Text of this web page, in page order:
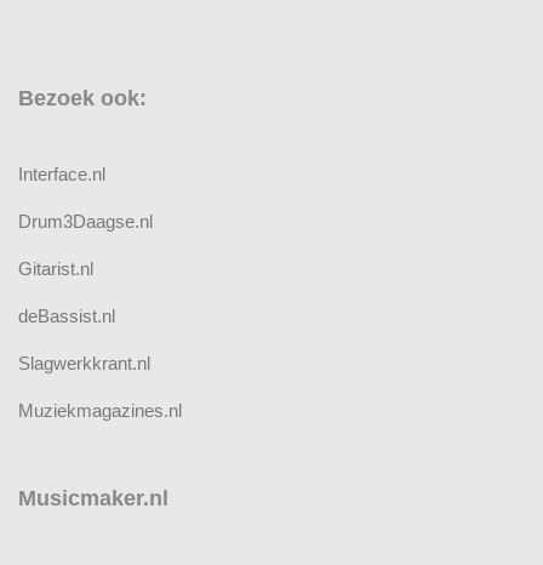
Bezoek ook:
Interface.nl
Drum3Daagse.nl
Gitarist.nl
deBassist.nl
Slagwerkkrant.nl
Muziekmagazines.nl
Musicmaker.nl